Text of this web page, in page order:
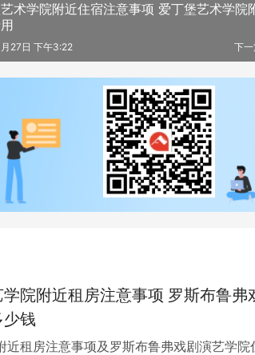
术学院附近住宿注意事项 爱丁堡艺术学院
下一
27日 下午3:22
院附近租房注意事项 罗斯布鲁弗
钱
租房注意事项及罗斯布鲁弗戏剧演艺学院